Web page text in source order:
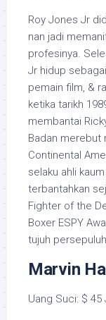
Roy Jones Jr
nan jadi
profesinya.
Jr hidup
pemain film, &
ketika tarikh
membantai
Badan merebut
Continental
selaku ahli
terbantahkan
Fighter of the
Boxer ESPY
tujuh
Marvin
Uang Suci: $ 45